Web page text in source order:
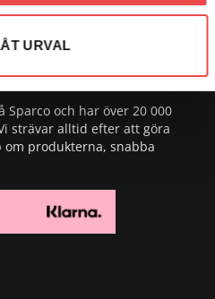
URVAL
Sparco och har över 20 000
strävar alltid efter att göra
om produkterna, snabba